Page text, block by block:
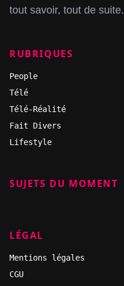
tout savoir, tout de suite.
RUBRIQUES
People
Télé
Télé-Réalité
Fait Divers
Lifestyle
SUJETS DU MOMENT
LÉGAL
Mentions légales
CGU